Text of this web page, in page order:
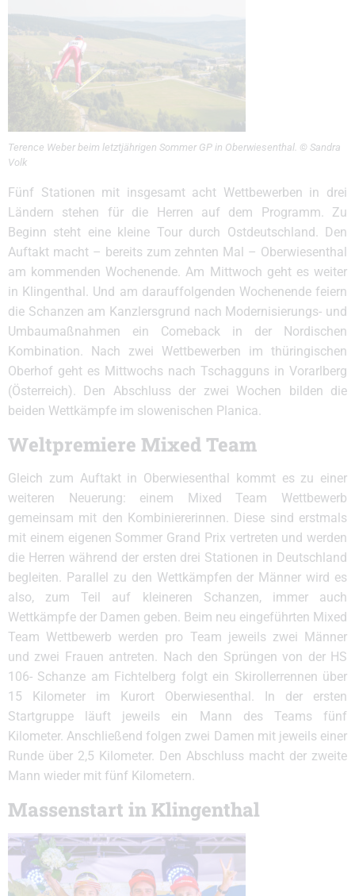
Terence Weber beim letztjährigen Sommer GP in Oberwiesenthal. © Sandra
Volk
Fünf Stationen mit insgesamt acht Wettbewerben in drei
Ländern stehen für die Herren auf dem Programm. Zu
Beginn steht eine kleine Tour durch Ostdeutschland. Den
Auftakt macht – bereits zum zehnten Mal – Oberwiesenthal
am kommenden Wochenende. Am Mittwoch geht es weiter
in Klingenthal. Und am darauffolgenden Wochenende feiern
die Schanzen am Kanzlersgrund nach Modernisierungs- und
Umbaumaßnahmen ein Comeback in der Nordischen
Kombination. Nach zwei Wettbewerben im thüringischen
Oberhof geht es Mittwochs nach Tschagguns in Vorarlberg
(Österreich). Den Abschluss der zwei Wochen bilden die
beiden Wettkämpfe im slowenischen Planica.
Weltpremiere Mixed Team
Gleich zum Auftakt in Oberwiesenthal kommt es zu einer
weiteren Neuerung: einem Mixed Team Wettbewerb
gemeinsam mit den Kombiniererinnen. Diese sind erstmals
mit einem eigenen Sommer Grand Prix vertreten und werden
die Herren während der ersten drei Stationen in Deutschland
begleiten. Parallel zu den Wettkämpfen der Männer wird es
also, zum Teil auf kleineren Schanzen, immer auch
Wettkämpfe der Damen geben. Beim neu eingeführten Mixed
Team Wettbewerb werden pro Team jeweils zwei Männer
und zwei Frauen antreten. Nach den Sprüngen von der HS
106- Schanze am Fichtelberg folgt ein Skirollerrennen über
15 Kilometer im Kurort Oberwiesenthal. In der ersten
Startgruppe läuft jeweils ein Mann des Teams fünf
Kilometer. Anschließend folgen zwei Damen mit jeweils einer
Runde über 2,5 Kilometer. Den Abschluss macht der zweite
Mann wieder mit fünf Kilometern.
Massenstart in Klingenthal